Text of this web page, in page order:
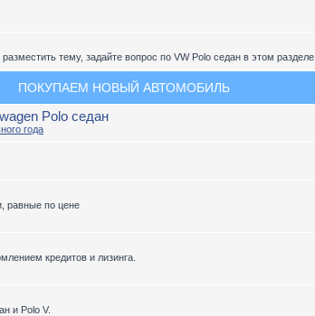
тему, задайте вопрос по VW Polo седан в этом разделе.
ПОКУПАЕМ НОВЫЙ АВТОМОБИЛЬ
Polo седан
года
равные по цене
кредитов и лизинга.
и Polo V.